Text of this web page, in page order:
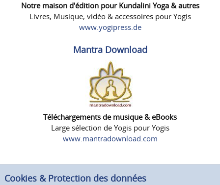
Notre maison d'édition pour Kundalini Yoga & autres
Livres, Musique, vidéo & accessoires pour Yogis
www.yogipress.de
Mantra Download
Téléchargements de musique & eBooks
Large sélection de Yogis pour Yogis
www.mantradownload.com
Cookies & Protection des données